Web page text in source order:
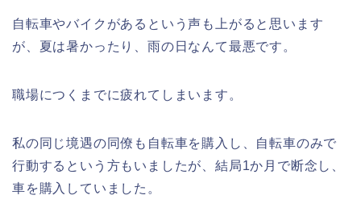
自転車やバイクがあるという声も上がると思います
が、夏は暑かったり、雨の日なんて最悪です。
職場につくまでに疲れてしまいます。
私の同じ境遇の同僚も自転車を購入し、自転車のみで
行動するという方もいましたが、結局1か月で断念し、
車を購入していました。